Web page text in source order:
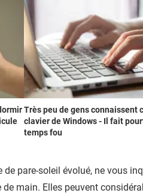
Très peu de gens connaissent
clavier de Windows - Il fait
temps fou
pare-soleil évolué, ne vous
main. Elles peuvent